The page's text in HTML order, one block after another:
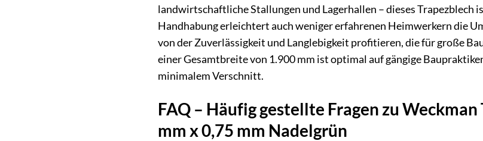
landwirtschaftliche Stallungen und Lagerhallen – dieses Trapezblech
Handhabung erleichtert auch weniger erfahrenen Heimwerkern die
von der Zuverlässigkeit und Langlebigkeit profitieren, die für große
einer Gesamtbreite von 1.900 mm ist optimal auf gängige
minimalem Verschnitt.
FAQ – Häufig gestellte Fragen zu
mm x 0,75 mm Nadelgrün